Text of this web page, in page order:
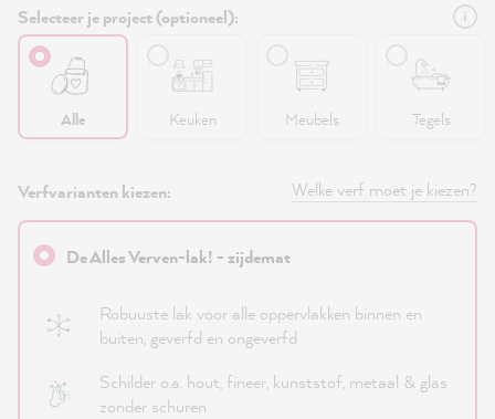
Selecteer je project (optioneel):
Alle Keuken Meubels Tegels
Verfvarianten kiezen: Welke verf moet je kiezen?
De Alles Verven-lak! - zijdemat
Robuuste lak voor alle oppervlakken binnen en
buiten, geverfd en ongeverfd
Schilder o.a. hout, fineer, kunststof, metaal & glas
zonder schuren